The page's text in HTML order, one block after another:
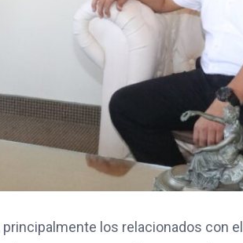
los relacionados con